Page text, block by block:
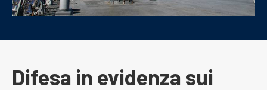
Difesa in evidenza sui